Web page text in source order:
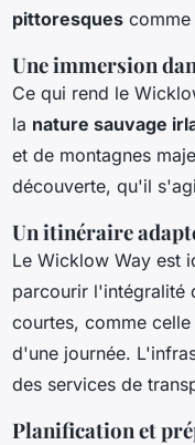
pittoresques comme
Une immersion
Ce qui rend le
la nature sauvage
et de montagnes
découverte, qu'il
Un itinéraire
Le Wicklow Way est
parcourir l'intégralité
courtes, comme
d'une journée.
des services de
Planification et